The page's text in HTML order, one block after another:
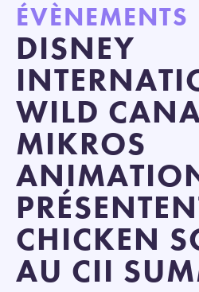
ÉVÈNEMENTS
DISNEY
WILD
MIKROS
CHICKEN
AU CII